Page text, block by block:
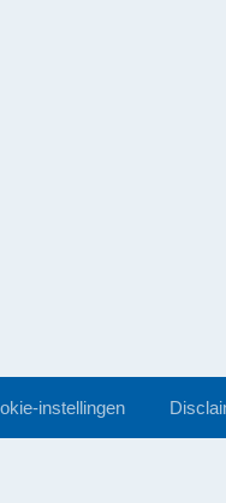
instellingen